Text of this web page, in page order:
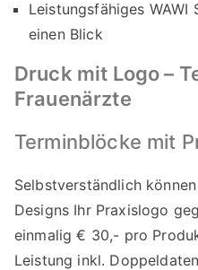
Leistungsfähiges
einen Blick
Druck mit Logo –
Frauenärzte
Terminblöcke mit
Selbstverständlich
Designs Ihr Praxislogo
einmalig € 30,- pro
Leistung inkl.